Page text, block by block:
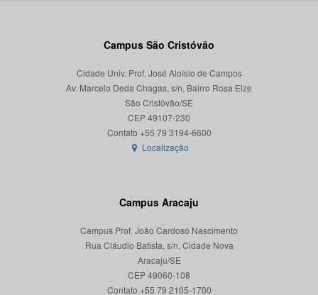
Campus São Cristóvão
Cidade Univ. Prof. José Aloísio de Campos
Av. Marcelo Deda Chagas, s/n, Bairro Rosa Elze
São Cristóvão/SE
CEP 49107-230
Localização
Campus Aracaju
Campus Prof. João Cardoso Nascimento
Rua Cláudio Batista, s/n, Cidade Nova
Aracaju/SE
CEP 49060-108